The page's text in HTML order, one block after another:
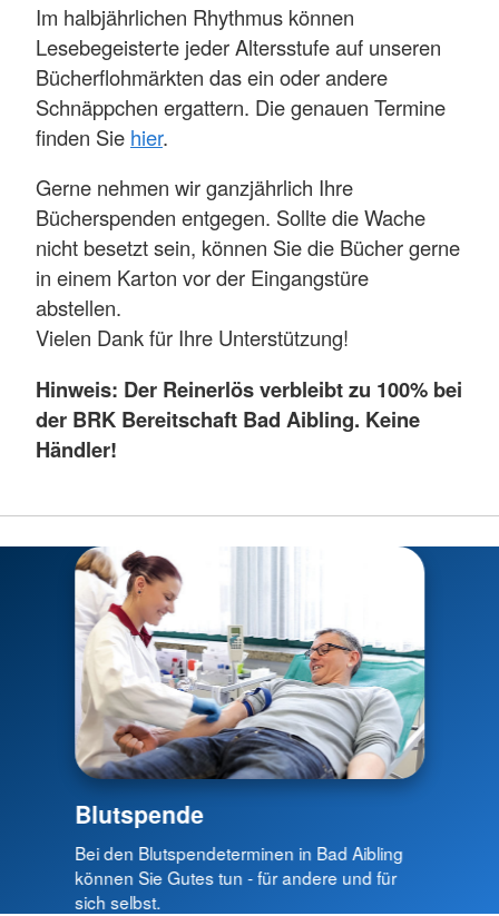
Im halbjährlichen Rhythmus können
Lesebegeisterte jeder Altersstufe auf unseren
Bücherflohmärkten das ein oder andere
Schnäppchen ergattern. Die genauen Termine
finden Sie hier.
Gerne nehmen wir ganzjährlich Ihre
Bücherspenden entgegen. Sollte die Wache
nicht besetzt sein, können Sie die Bücher gerne
in einem Karton vor der Eingangstüre
abstellen.
Vielen Dank für Ihre Unterstützung!
Hinweis: Der Reinerlös verbleibt zu 100% bei
der BRK Bereitschaft Bad Aibling. Keine
Händler!
Blutspende
Bei den Blutspendeterminen in Bad Aibling
können Sie Gutes tun - für andere und für
sich selbst.